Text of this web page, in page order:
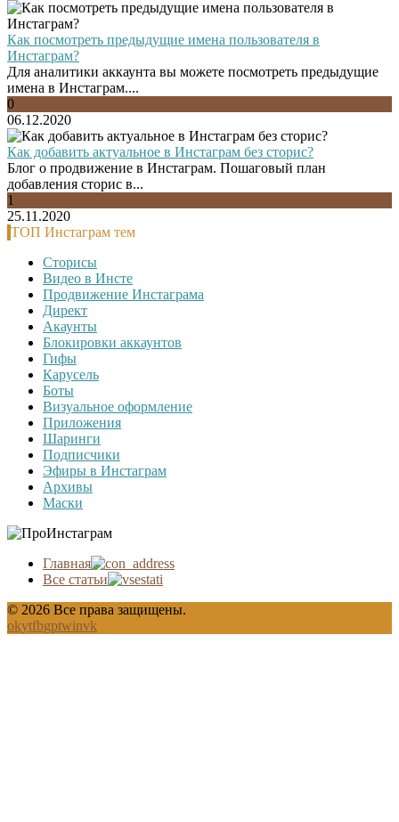
Как посмотреть предыдущие имена пользователя в
Инстаграм?
Для аналитики аккаунта вы можете посмотреть предыдущие
имена в Инстаграм....
0
06.12.2020
Как добавить актуальное в Инстаграм без сторис?
Блог о продвижение в Инстаграм. Пошаговый план
добавления сторис в...
1
25.11.2020
ТОП Инстаграм тем
Сторисы
Видео в Инсте
Продвижение Инстаграма
Директ
Акаунты
Блокировки аккаунтов
Гифы
Карусель
Боты
Визуальное оформление
Приложения
Шаринги
Подписчики
Эфиры в Инстаграм
Архивы
Маски
Главная
Все статьи
© 2026 Все права защищены.
okytfbgptwinvk